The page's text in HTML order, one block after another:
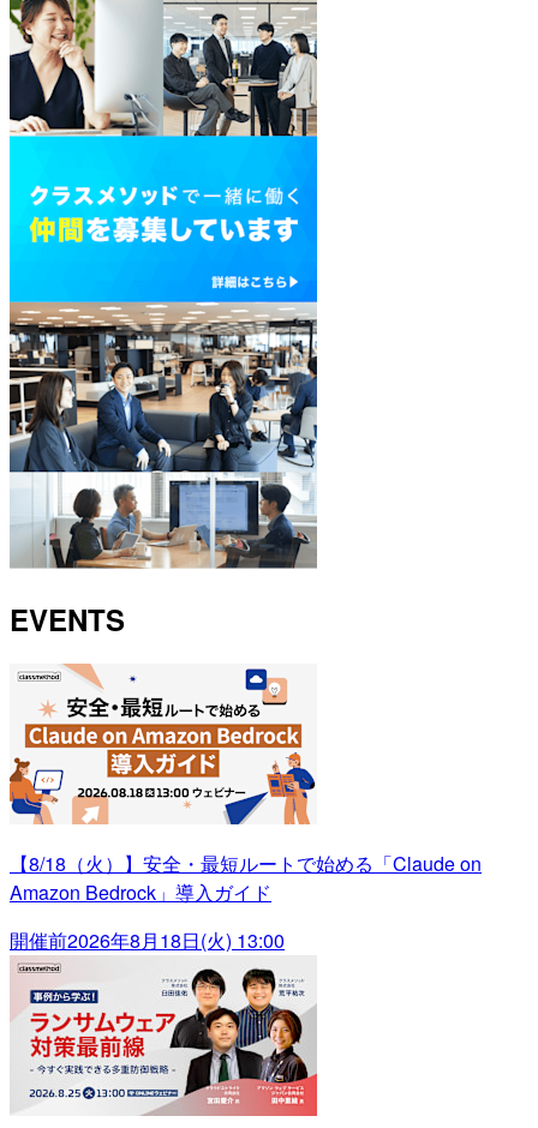
EVENTS
【8/18（火）】安全・最短ルートで始める「Claude on
Amazon Bedrock」導入ガイド
開催前2026年8月18日(火) 13:00